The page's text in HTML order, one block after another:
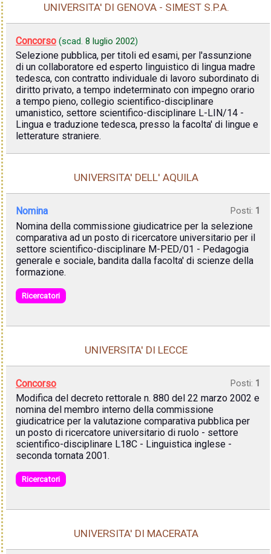
UNIVERSITA' DI GENOVA - SIMEST S.P.A.
Concorso (scad. 8 luglio 2002)
Selezione pubblica, per titoli ed esami, per l'assunzione
di un collaboratore ed esperto linguistico di lingua madre
tedesca, con contratto individuale di lavoro subordinato di
diritto privato, a tempo indeterminato con impegno orario
a tempo pieno, collegio scientifico-disciplinare
umanistico, settore scientifico-disciplinare L-LIN/14 -
Lingua e traduzione tedesca, presso la facolta' di lingue e
letterature straniere.
UNIVERSITA' DELL' AQUILA
Nomina Posti: 1
Nomina della commissione giudicatrice per la selezione
comparativa ad un posto di ricercatore universitario per il
settore scientifico-disciplinare M-PED/01 - Pedagogia
generale e sociale, bandita dalla facolta' di scienze della
formazione.
Ricercatori
UNIVERSITA' DI LECCE
Concorso Posti: 1
Modifica del decreto rettorale n. 880 del 22 marzo 2002 e
nomina del membro interno della commissione
giudicatrice per la valutazione comparativa pubblica per
un posto di ricercatore universitario di ruolo - settore
scientifico-disciplinare L18C - Linguistica inglese -
seconda tornata 2001.
Ricercatori
UNIVERSITA' DI MACERATA